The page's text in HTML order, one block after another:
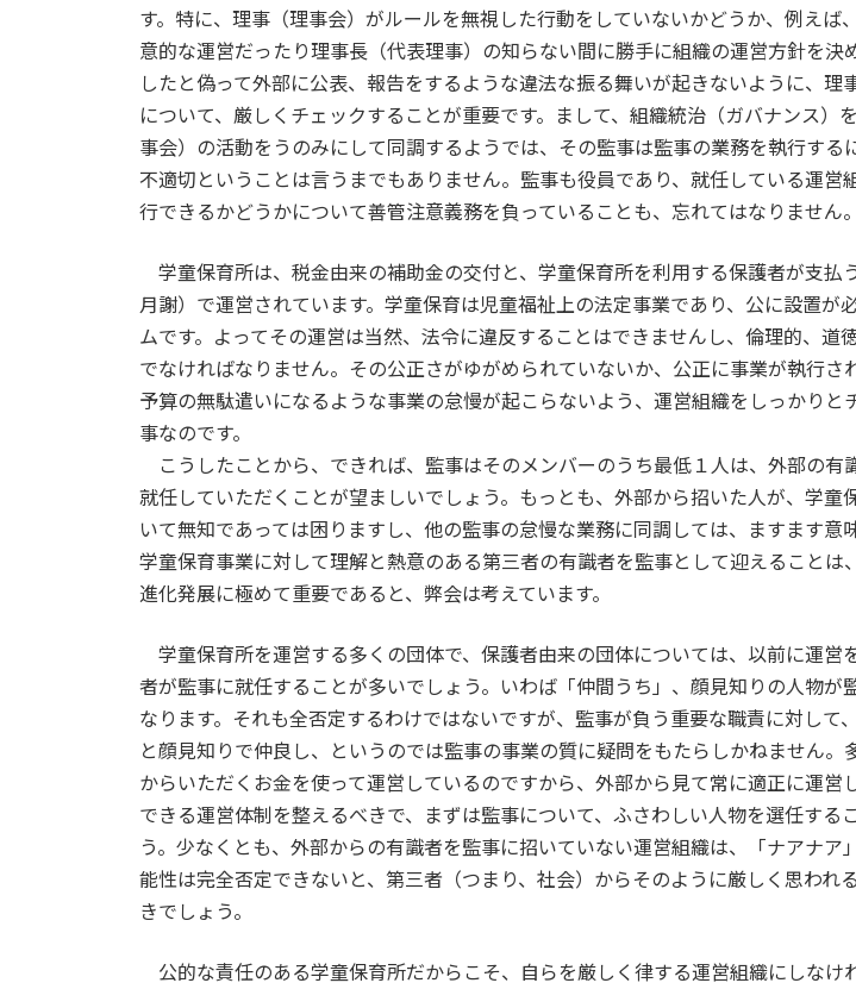
す。特に、理事（理事会）がルールを無視した行動をしていないかどうか、例えば
意的な運営だったり理事長（代表理事）の知らない間に勝手に組織の運営方針を決
したと偽って外部に公表、報告をするような違法な振る舞いが起きないように、理
について、厳しくチェックすることが重要です。まして、組織統治（ガバナンス）
事会）の活動をうのみにして同調するようでは、その監事は監事の業務を執行する
不適切ということは言うまでもありません。監事も役員であり、就任している運営
行できるかどうかについて善管注意義務を負っていることも、忘れてはなりません。
学童保育所は、税金由来の補助金の交付と、学童保育所を利用する保護者が支払
月謝）で運営されています。学童保育は児童福祉上の法定事業であり、公に設置が
ムです。よってその運営は当然、法令に違反することはできませんし、倫理的、道
でなければなりません。その公正さがゆがめられていないか、公正に事業が執行さ
予算の無駄遣いになるような事業の怠慢が起こらないよう、運営組織をしっかりと
事なのです。
こうしたことから、できれば、監事はそのメンバーのうち最低１人は、外部の有
就任していただくことが望ましいでしょう。もっとも、外部から招いた人が、学童
いて無知であっては困りますし、他の監事の怠慢な業務に同調しては、ますます意
学童保育事業に対して理解と熱意のある第三者の有識者を監事として迎えることは
進化発展に極めて重要であると、弊会は考えています。
学童保育所を運営する多くの団体で、保護者由来の団体については、以前に運営
者が監事に就任することが多いでしょう。いわば「仲間うち」、顔見知りの人物が
なります。それも全否定するわけではないですが、監事が負う重要な職責に対して
と顔見知りで仲良し、というのでは監事の事業の質に疑問をもたらしかねません。
からいただくお金を使って運営しているのですから、外部から見て常に適正に運営
できる運営体制を整えるべきで、まずは監事について、ふさわしい人物を選任する
う。少なくとも、外部からの有識者を監事に招いていない運営組織は、「ナアナア
能性は完全否定できないと、第三者（つまり、社会）からそのように厳しく思われ
きでしょう。
公的な責任のある学童保育所だからこそ、自らを厳しく律する運営組織にしなけ